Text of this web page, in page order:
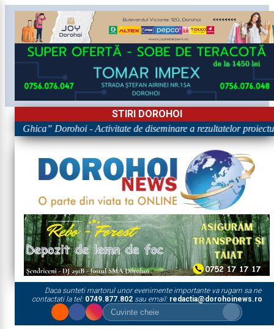
STIRI DOROHOI
Ghica” Dorohoi - Activitate de diseminare a rezultatelor
Daca sunteti martorul unor evenimente importante va rugam sa ne
contactati la tel: 0749.877.802sau email: redactia@dorohoinews.ro